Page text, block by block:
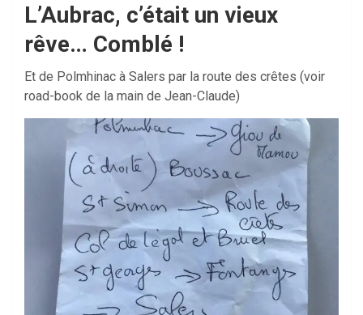
L’Aubrac, c’était un vieux
rêve… Comblé !
Et de Polmhinac à Salers par la route des crêtes (voir
road-book de la main de Jean-Claude)